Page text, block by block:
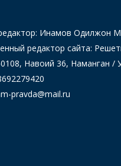
Инамов Одилжон
редактор сайта:
Навоий 36, Наманган /
pravda@mail.ru